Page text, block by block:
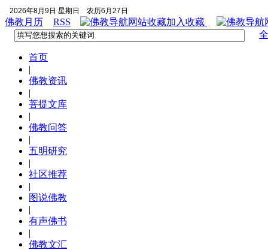
2026年8月9日 星期日 农历6月27日
佛教月历 RSS
加入收藏
首页
|
佛教资讯
|
菩提文库
|
佛教问答
|
五明研究
|
社区推荐
|
图说佛教
|
有声佛书
|
佛教文汇